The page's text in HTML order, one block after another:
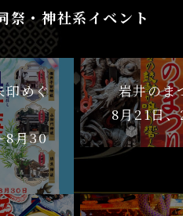
祭・神社系イベント
印めぐ
8月30
岩井のま
8月21日